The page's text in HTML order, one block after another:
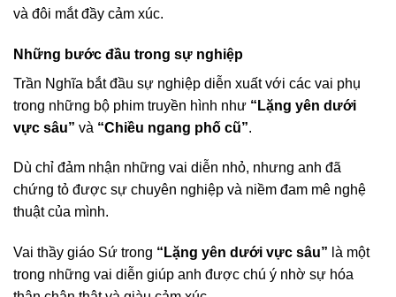
và đôi mắt đầy cảm xúc.
Những bước đầu trong sự nghiệp
Trần Nghĩa bắt đầu sự nghiệp diễn xuất với các vai phụ
trong những bộ phim truyền hình như “Lặng yên dưới
vực sâu” và “Chiều ngang phố cũ”.
Dù chỉ đảm nhận những vai diễn nhỏ, nhưng anh đã
chứng tỏ được sự chuyên nghiệp và niềm đam mê nghệ
thuật của mình.
Vai thầy giáo Sứ trong “Lặng yên dưới vực sâu” là một
trong những vai diễn giúp anh được chú ý nhờ sự hóa